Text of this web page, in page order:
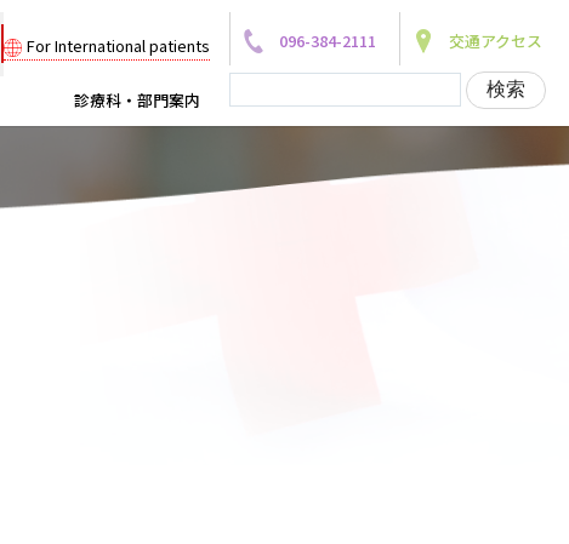
For International patients
診療科・部門案内
096-384-2111 交通アクセス